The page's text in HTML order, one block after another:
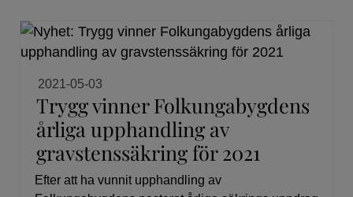
2021-05-03
Trygg vinner Folkungabygdens
årliga upphandling av
gravstenssäkring för 2021
Efter att ha vunnit upphandling av